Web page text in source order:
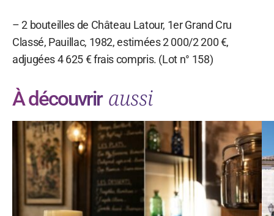
– 2 bouteilles de Château Latour, 1er Grand Cru
Classé, Pauillac, 1982, estimées 2 000/2 200 €,
adjugées 4 625 € frais compris. (Lot n° 158)
À découvrir aussi